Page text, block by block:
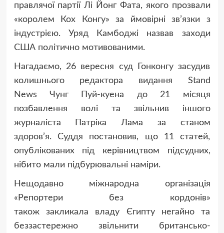
правлячої партії Лі Йонг Фата, якого прозвали
«королем Кох Конгу» за ймовірні зв’язки з
індустрією. Уряд Камбоджі назвав заходи
США політично мотивованими.
Нагадаємо, 26 вересня суд Гонконгу засудив
колишнього редактора видання Stand
News Чунг Пуй-куена до 21 місяця
позбавлення волі та звільнив іншого
журналіста Патріка Лама за станом
здоров’я. Суддя постановив, що 11 статей,
опублікованих під керівництвом підсудних,
нібито мали підбурювальні наміри.
Нещодавно міжнародна організація
«Репортери без кордонів»
також закликала владу Єгипту негайно та
беззастережно звільнити британсько-